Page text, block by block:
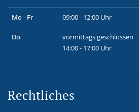
Mo - Fr 09:00 - 12:00 Uhr
Do
vormittags geschlossen
14:00 - 17:00 Uhr
Rechtliches